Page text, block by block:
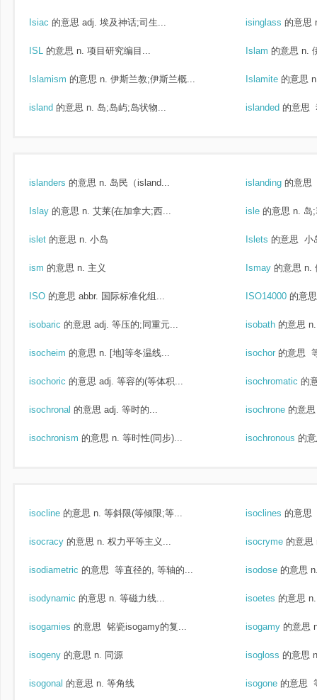
Isiac 的意思 adj. 埃及神话;司生... isinglass 的意思
ISL 的意思 n. 项目研究编目... Islam 的意思 n.
Islamism 的意思 n. 伊斯兰教;伊斯兰概... Islamite 的意思
island 的意思 n. 岛;岛屿;岛状物... islanded 的意思
islanders 的意思 n. 岛民（island... islanding 的意思
Islay 的意思 n. 艾莱(在加拿大;西... isle 的意思 n. 岛
islet 的意思 n. 小岛 Islets 的意思 小
ism 的意思 n. 主义 Ismay 的意思 n.
ISO 的意思 abbr. 国际标准化组... ISO14000 的意思
isobaric 的意思 adj. 等压的;同重元... isobath 的意思
isocheim 的意思 n. [地]等冬温线... isochor 的意思
isochoric 的意思 adj. 等容的(等体积... isochromatic 的
isochronal 的意思 adj. 等时的... isochrone 的意思
isochronism 的意思 n. 等时性(同步)... isochronous 的
isocline 的意思 n. 等斜限(等倾限;等... isoclines 的意思
isocracy 的意思 n. 权力平等主义... isocryme 的意思
isodiametric 的意思 等直径的, 等轴的... isodose 的意思
isodynamic 的意思 n. 等磁力线... isoetes 的意思
isogamies 的意思 铭瓷isogamy的复... isogamy 的意思
isogeny 的意思 n. 同源 isogloss 的意思
isogonal 的意思 n. 等角线 isogone 的意思